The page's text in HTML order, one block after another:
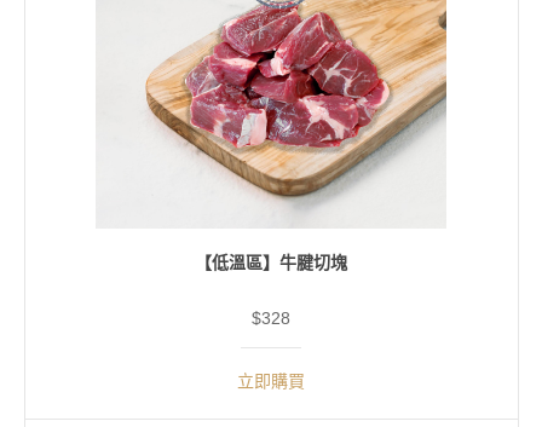
【低溫區】牛腱切塊
$328
立即購買